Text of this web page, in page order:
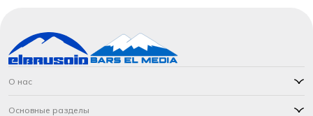
О нас
Основные разделы